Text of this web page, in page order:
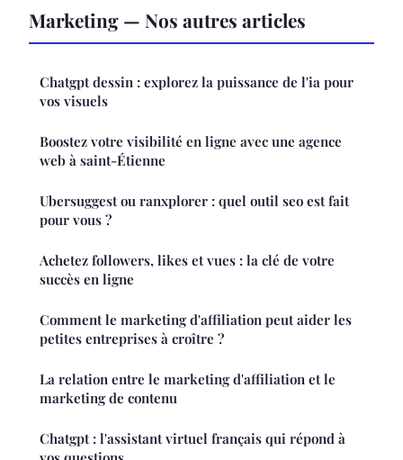
Marketing — Nos autres articles
Chatgpt dessin : explorez la puissance de l'ia pour
vos visuels
Boostez votre visibilité en ligne avec une agence
web à saint-Étienne
Ubersuggest ou ranxplorer : quel outil seo est fait
pour vous ?
Achetez followers, likes et vues : la clé de votre
succès en ligne
Comment le marketing d'affiliation peut aider les
petites entreprises à croître ?
La relation entre le marketing d'affiliation et le
marketing de contenu
Chatgpt : l'assistant virtuel français qui répond à